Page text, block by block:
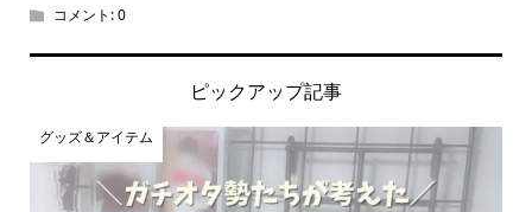
コメント:0
ピックアップ記事
グッズ＆アイテム